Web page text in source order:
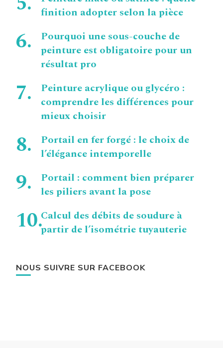
finition adopter selon la pièce
Pourquoi une sous-couche de
peinture est obligatoire pour un
résultat pro
Peinture acrylique ou glycéro :
comprendre les différences pour
mieux choisir
Portail en fer forgé : le choix de
l’élégance intemporelle
Portail : comment bien préparer
les piliers avant la pose
Calcul des débits de soudure à
partir de l’isométrie tuyauterie
NOUS SUIVRE SUR FACEBOOK